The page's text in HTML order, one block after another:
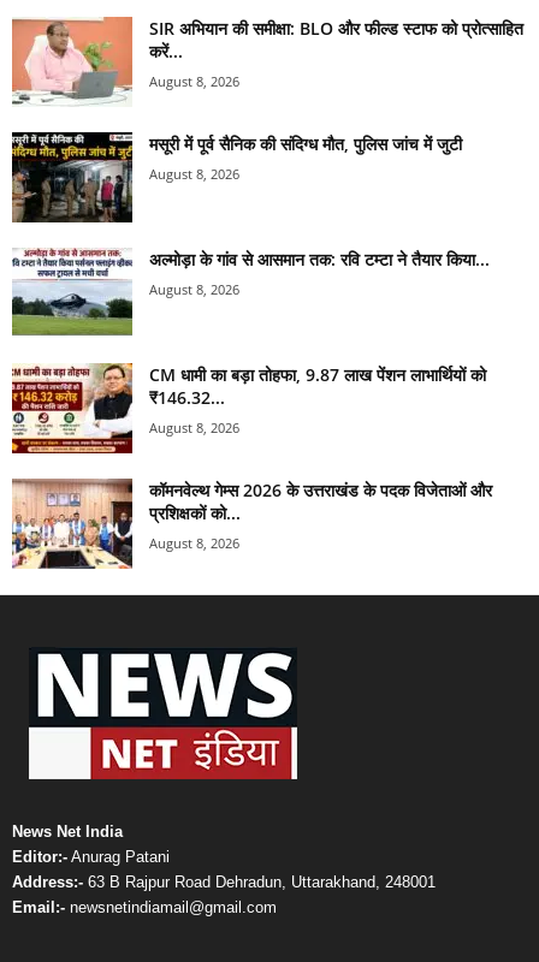
SIR अभियान की समीक्षा: BLO और फील्ड स्टाफ को प्रोत्साहित
करें...
August 8, 2026
मसूरी में पूर्व सैनिक की संदिग्ध मौत, पुलिस जांच में जुटी
August 8, 2026
अल्मोड़ा के गांव से आसमान तक: रवि टम्टा ने तैयार किया...
August 8, 2026
CM धामी का बड़ा तोहफा, 9.87 लाख पेंशन लाभार्थियों को
₹146.32...
August 8, 2026
कॉमनवेल्थ गेम्स 2026 के उत्तराखंड के पदक विजेताओं और
प्रशिक्षकों को...
August 8, 2026
News Net India
Editor:- Anurag Patani
Address:- 63 B Rajpur Road Dehradun, Uttarakhand, 248001
Email:- newsnetindiamail@gmail.com